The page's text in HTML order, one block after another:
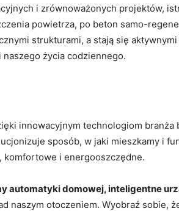
i zrównoważonych projektów,
powietrza, po beton samo-
strukturami, a stają ⁣się
życia codziennego.
innowacyjnym⁣ technologiom branża
sposób, w ⁢jaki‌ mieszkamy i
komfortowe i energooszczędne.
automatyki domowej,​ inteligentne
naszym otoczeniem.⁤ Wyobraź⁢ sobie,